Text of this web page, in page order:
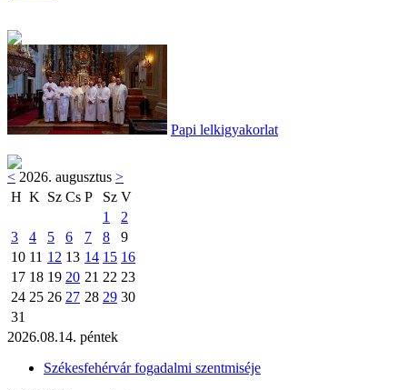
Papi lelkigyakorlat
< 2026. augusztus >
H K Sz Cs P Sz V
1
2
3
4 5 6 7 8
9
10 11 12 13 14 15 16
17 18 19 20 21 22 23
24 25 26 27 28 29 30
31
2026.08.14. péntek
Székesfehérvár fogadalmi szentmiséje